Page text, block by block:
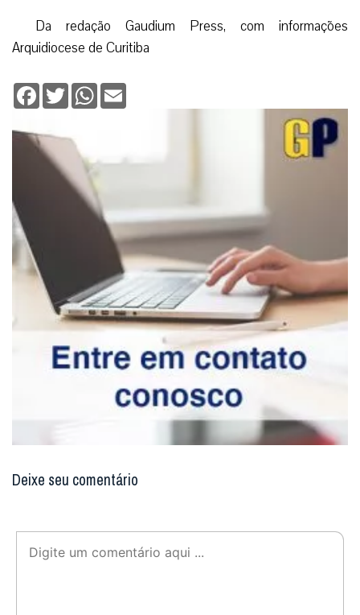
Da redação Gaudium Press, com informações
Arquidiocese de Curitiba
Facebook
TwitterWhatsApp
Deixe seu comentário